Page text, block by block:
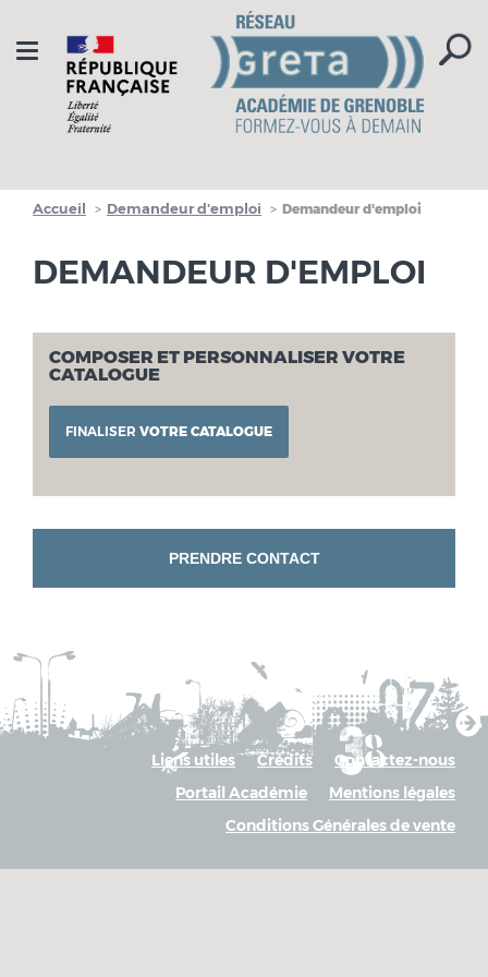
Toggle
navigation
Accueil Demandeur d'emploi Demandeur d'emploi
DEMANDEUR D'EMPLOI
COMPOSER ET PERSONNALISER VOTRE
CATALOGUE
FINALISER VOTRE CATALOGUE
PRENDRE CONTACT
Contactez-nous
Crédits
Liens utiles
Mentions légales
Portail Académie
Conditions Générales de vente